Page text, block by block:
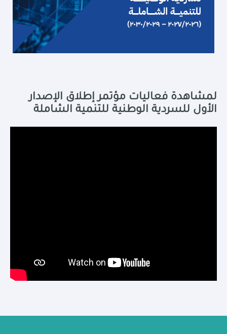
لمشاهدة فعاليات مؤتمر إطلاق الإصدار
الأول للسردية الوطنية للتنمية الشاملة